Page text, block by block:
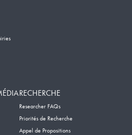
RECHERCHE
Researcher FAQs
Priorités de Recherche
Appel de Propositions